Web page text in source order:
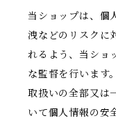
当ショップは、個
洩などのリスクに
れるよう、当ショ
な監督を行います
取扱いの全部又は
いて個人情報の安